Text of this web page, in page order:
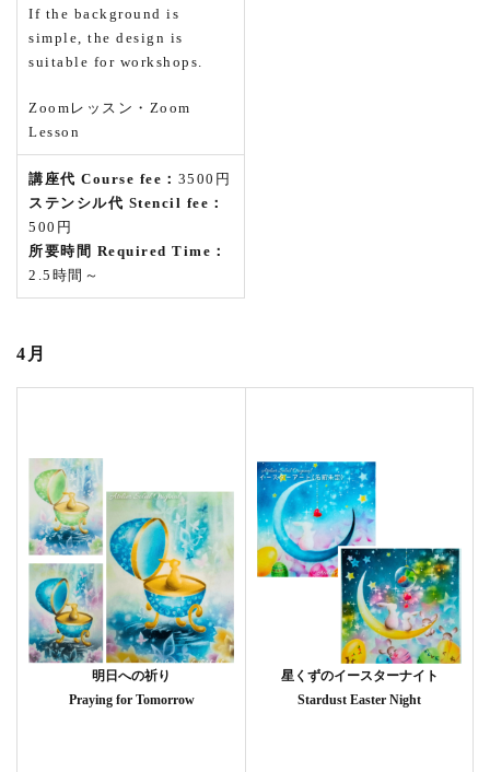
If the background is
simple, the design is
suitable for workshops.
Zoomレッスン・Zoom
Lesson
講座代 Course fee： 3500円
ステンシル代 Stencil fee：
500円
所要時間 Required Time：
2.5時間～
4月
明日への祈り
Praying for Tomorrow
星くずのイースターナイト
Stardust Easter Night